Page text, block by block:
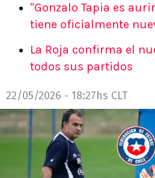
"Gonzalo Tapia es
tiene oficialmente
La Roja confirma el
todos sus partidos
22/05/2026 - 18:27hs CLT